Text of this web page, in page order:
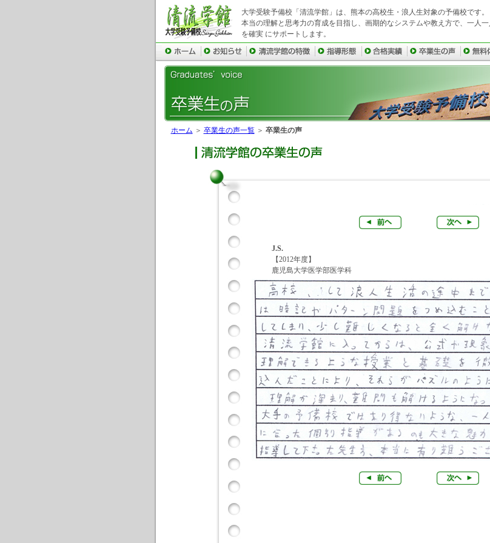
大学受験予備校「清流学館」は、熊本の高校生・浪人生対象の予備校です。
本当の理解と思考力の育成を目指し、画期的なシステムや教え方で、一人一
を確実 にサポートします。
ホーム ＞ 卒業生の声一覧＞ 卒業生の声
J.S.
【2012年度】
鹿児島大学医学部医学科